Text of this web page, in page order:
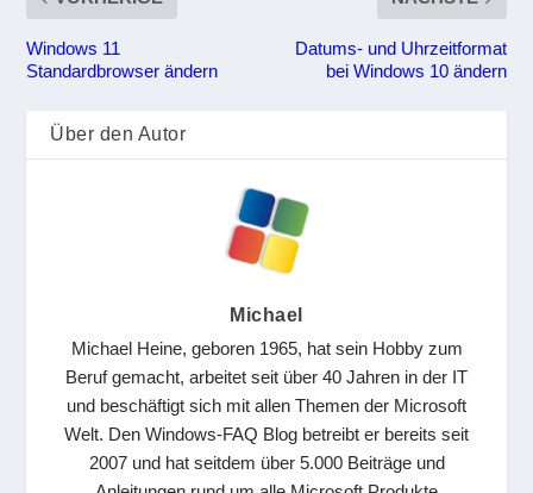
Windows 11
Standardbrowser ändern
Datums- und Uhrzeitformat
bei Windows 10 ändern
Über den Autor
Michael
Michael Heine, geboren 1965, hat sein Hobby zum
Beruf gemacht, arbeitet seit über 40 Jahren in der IT
und beschäftigt sich mit allen Themen der Microsoft
Welt. Den Windows-FAQ Blog betreibt er bereits seit
2007 und hat seitdem über 5.000 Beiträge und